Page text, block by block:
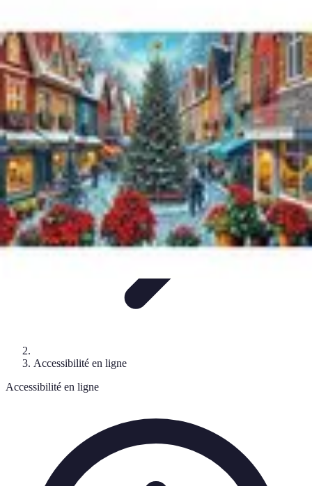
PratiqueMode Accessible
Shopping Accessible
Accessibilité en ligne
Accessibilité en ligne